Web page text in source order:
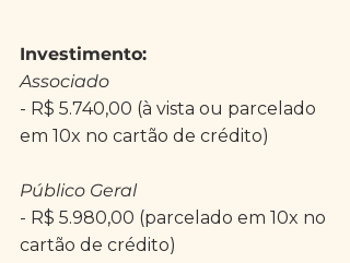
Investimento:
Associado
- R$ 5.740,00 (à vista ou parcelado
em 10x no cartão de crédito)
Público Geral
- R$ 5.980,00 (parcelado em 10x no
cartão de crédito)